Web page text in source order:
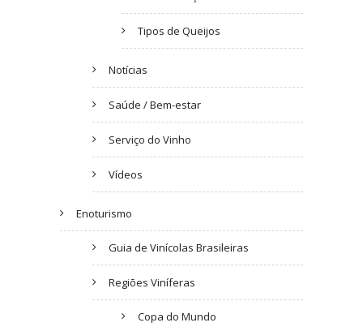
Tipos de Queijos
Notícias
Saúde / Bem-estar
Serviço do Vinho
Vídeos
Enoturismo
Guia de Vinícolas Brasileiras
Regiões Viníferas
Copa do Mundo